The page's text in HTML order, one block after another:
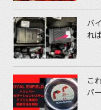
バ
れ
こ
パ